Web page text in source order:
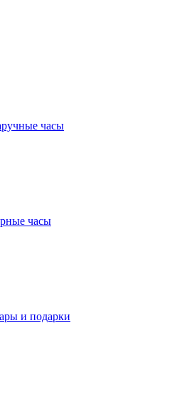
часы
часы
и подарки